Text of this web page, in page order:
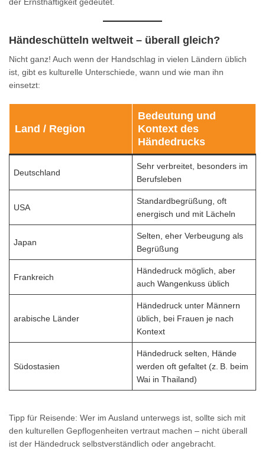
Händeschütteln weltweit – überall gleich?
Nicht ganz! Auch wenn der Handschlag in vielen Ländern üblich
ist, gibt es kulturelle Unterschiede, wann und wie man ihn
einsetzt:
Land / Region
Bedeutung und
Kontext des
Händedrucks
Deutschland
Sehr verbreitet, besonders im
Berufsleben
USA
Standardbegrüßung, oft
energisch und mit Lächeln
Japan
Selten, eher Verbeugung als
Begrüßung
Frankreich
Händedruck möglich, aber
auch Wangenkuss üblich
arabische Länder
Händedruck unter Männern
üblich, bei Frauen je nach
Kontext
Südostasien
Händedruck selten, Hände
werden oft gefaltet (z. B. beim
Wai in Thailand)
Tipp für Reisende: Wer im Ausland unterwegs ist, sollte sich mit
den kulturellen Gepflogenheiten vertraut machen – nicht überall
ist der Händedruck selbstverständlich oder angebracht.